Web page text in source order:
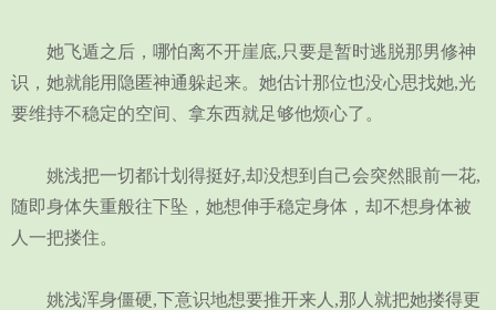
她飞遁之后，哪怕离不开崖底,只要是暂时逃脱那男修神
识，她就能用隐匿神通躲起来。她估计那位也没心思找她,光
要维持不稳定的空间、拿东西就足够他烦心了。
姚浅把一切都计划得挺好,却没想到自己会突然眼前一花,
随即身体失重般往下坠，她想伸手稳定身体，却不想身体被
人一把搂住。
姚浅浑身僵硬,下意识地想要推开来人,那人就把她搂得更